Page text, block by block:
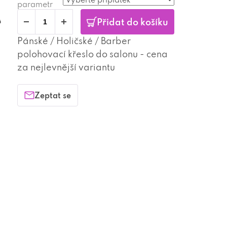
parametr
Přidat do košíku
Pánské / Holičské / Barber
polohovací křeslo do salonu - cena
za nejlevnější variantu
Zeptat se